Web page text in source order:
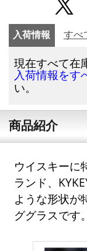
入荷情報 すべ
現在すべて在
入荷情報をす
い。
商品紹介
ウイスキーに
ランド、
ような形状が
ググラスです。